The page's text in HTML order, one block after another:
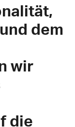
dem
wir
die